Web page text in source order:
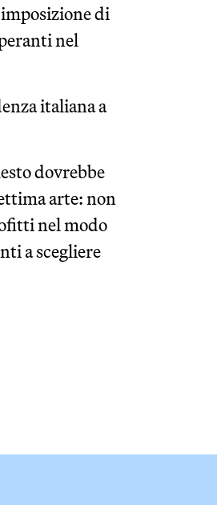
di
nel
italiana a
dovrebbe
arte: non
nel modo
a scegliere